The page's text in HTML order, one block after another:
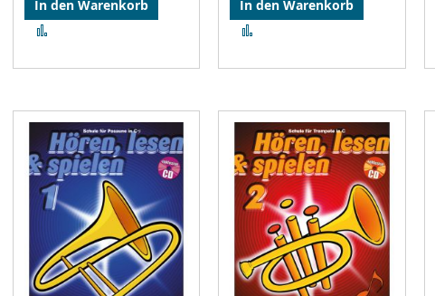
In den Warenkorb
In den Warenkorb